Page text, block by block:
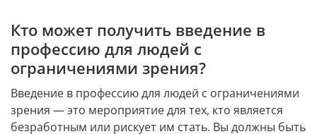
Кто может получить введение в
профессию для людей с
ограничениями зрения?
Введение в профессию для людей с ограничениями
зрения — это мероприятие для тех, кто является
безработным или рискует им стать. Вы должны быть